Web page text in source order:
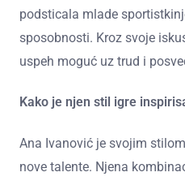
podsticala mlade
sposobnosti. Kroz svoje
uspeh moguć uz trud i
Kako je njen stil igre
Ana Ivanović je svojim
nove talente. Njena